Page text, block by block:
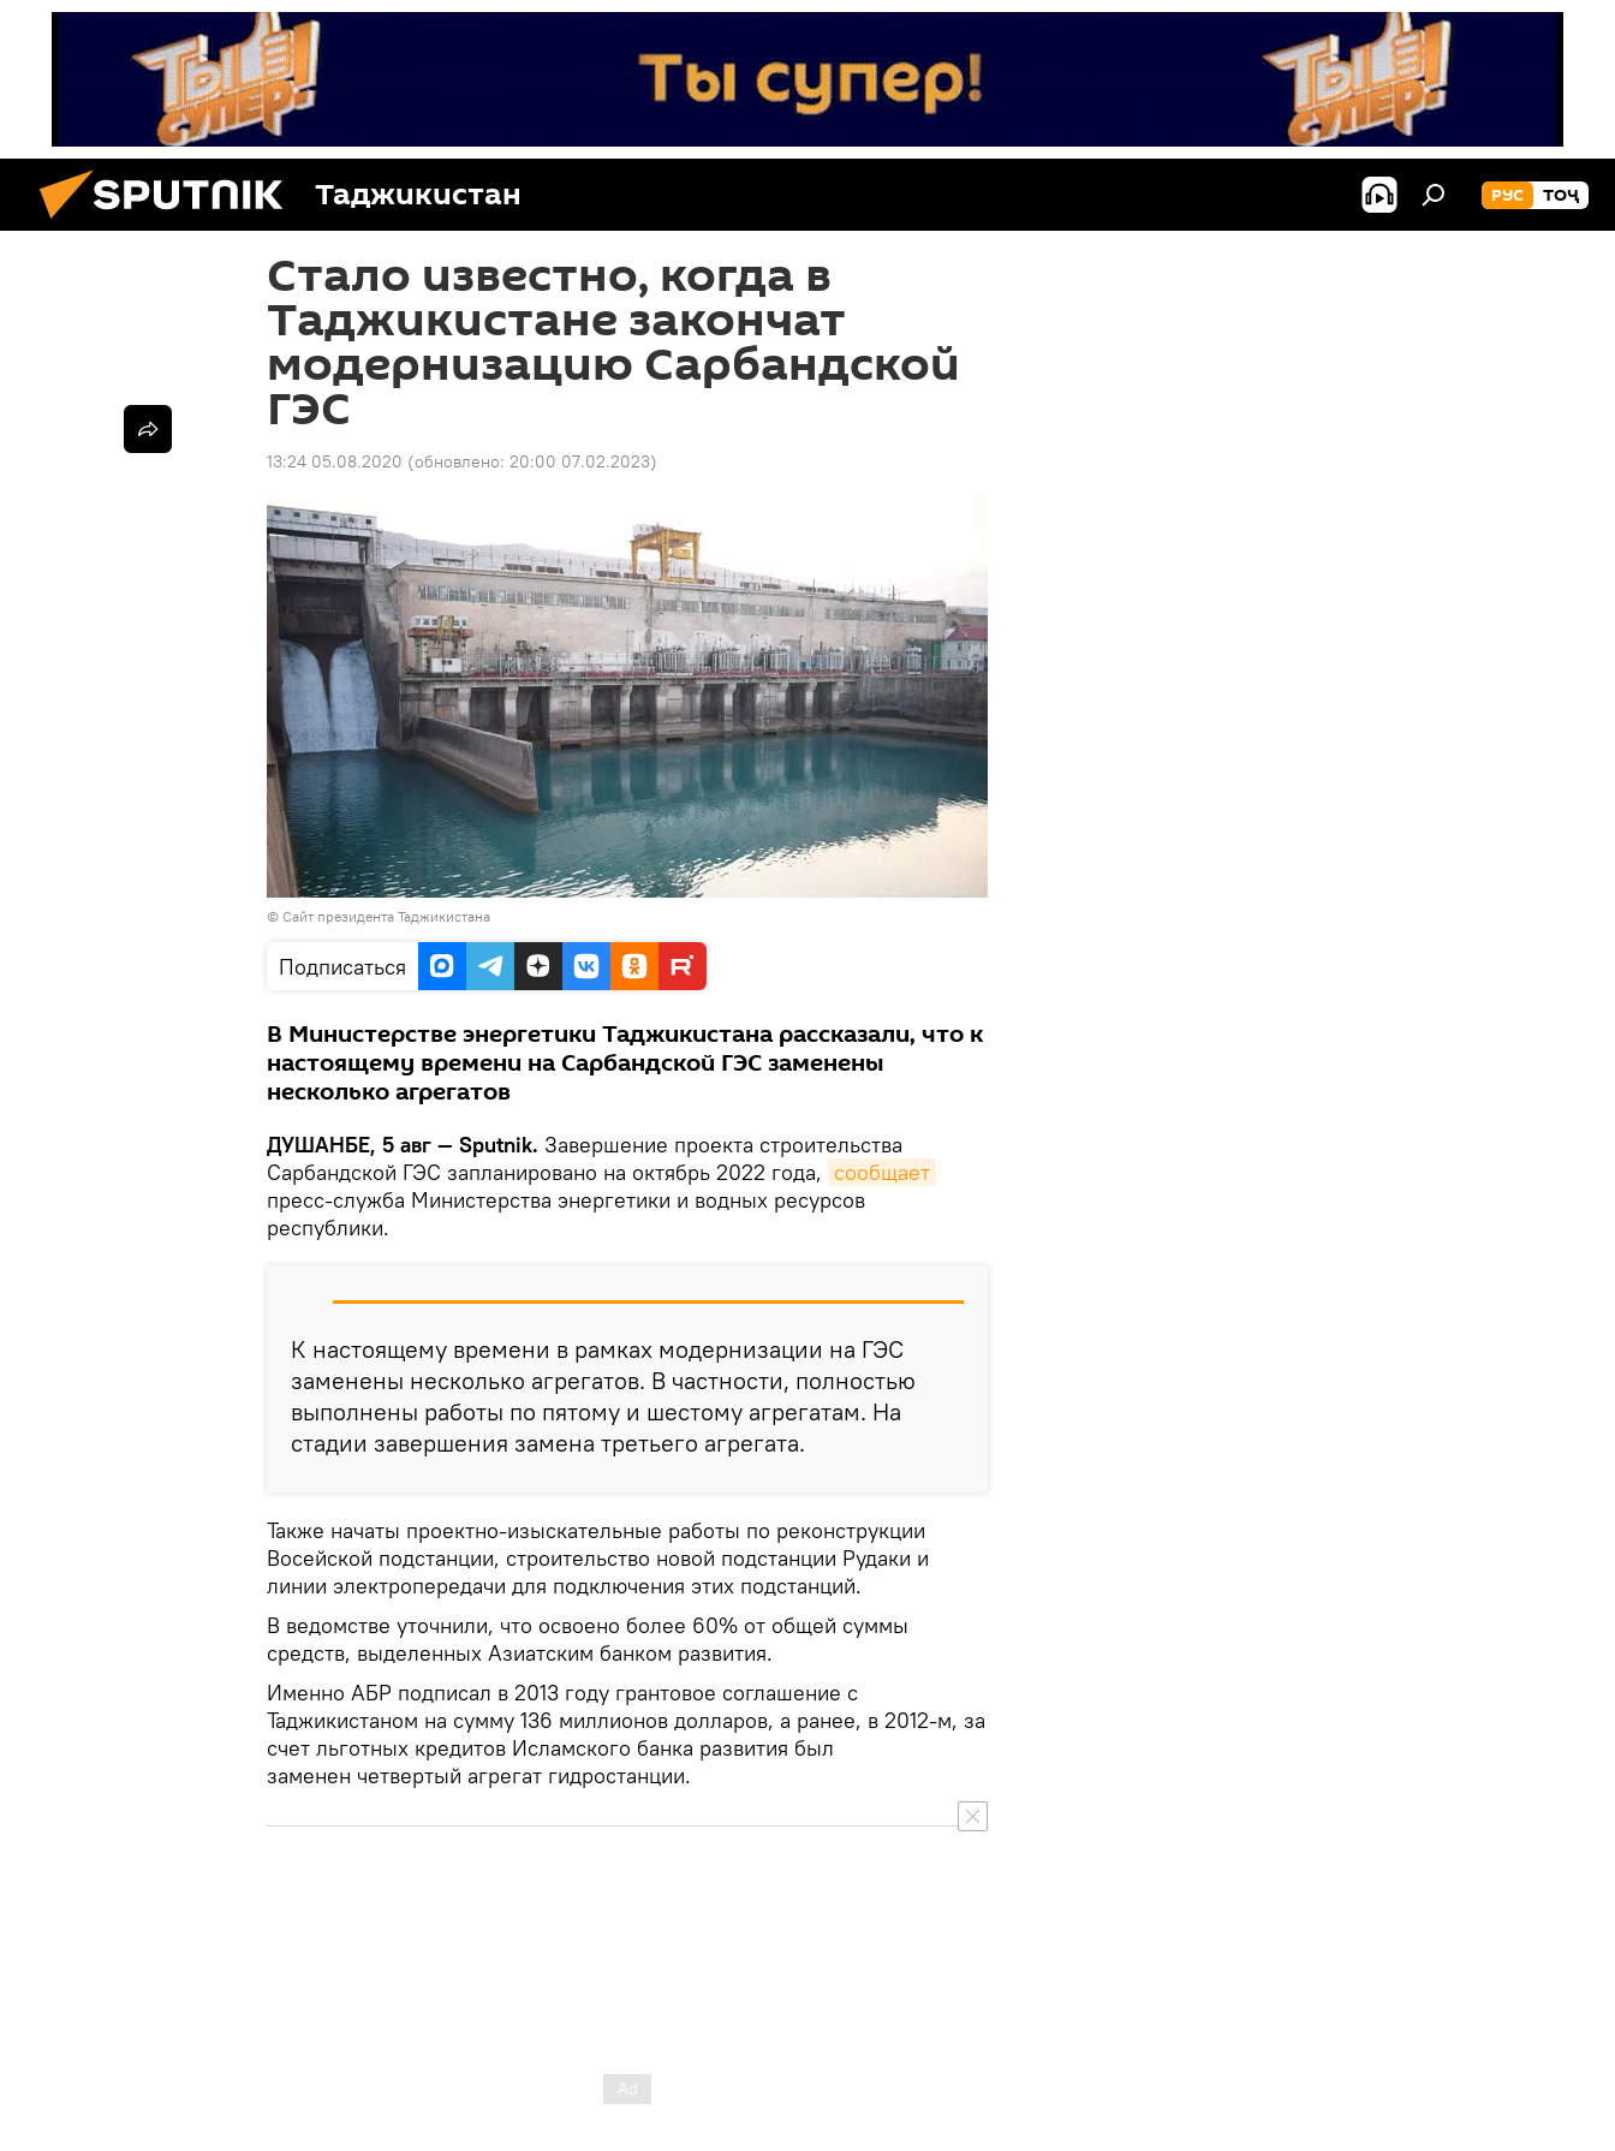
Таджикистан РУС ТОҶ
Стало известно, когда в
Таджикистане закончат
модернизацию Сарбандской
ГЭС
13:24 05.08.2020 (обновлено: 20:00 07.02.2023)
© Сайт президента Таджикистана
Подписаться
В Министерстве энергетики Таджикистана рассказали, что к
настоящему времени на Сарбандской ГЭС заменены
несколько агрегатов
ДУШАНБЕ, 5 авг — Sputnik. Завершение проекта строительства
Сарбандской ГЭС запланировано на октябрь 2022 года, сообщает
пресс-служба Министерства энергетики и водных ресурсов
республики.
К настоящему времени в рамках модернизации на ГЭС
заменены несколько агрегатов. В частности, полностью
выполнены работы по пятому и шестому агрегатам. На
стадии завершения замена третьего агрегата.
Также начаты проектно-изыскательные работы по реконструкции
Восейской подстанции, строительство новой подстанции Рудаки и
линии электропередачи для подключения этих подстанций.
В ведомстве уточнили, что освоено более 60% от общей суммы
средств, выделенных Азиатским банком развития.
Именно АБР подписал в 2013 году грантовое соглашение с
Таджикистаном на сумму 136 миллионов долларов, а ранее, в 2012-м, за
счет льготных кредитов Исламского банка развития был
заменен четвертый агрегат гидростанции.